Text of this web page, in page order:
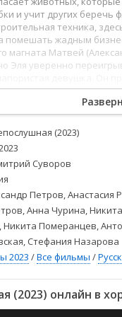
Драмы
и учит других беречь
техника,
помешать жадным
магната Матвей
Эля уверенно
бизнесмена и
тогда он заморозит
непременно
снял Дмитрий
343536373839
онлайн в
рекламы полностью.
(2023)
Суворов
Петров, Анастасия
Анна Чурина,
Никита Померанцев,
Стефания Назарова
2023 /Все фильмы /
(2023) онлайн в